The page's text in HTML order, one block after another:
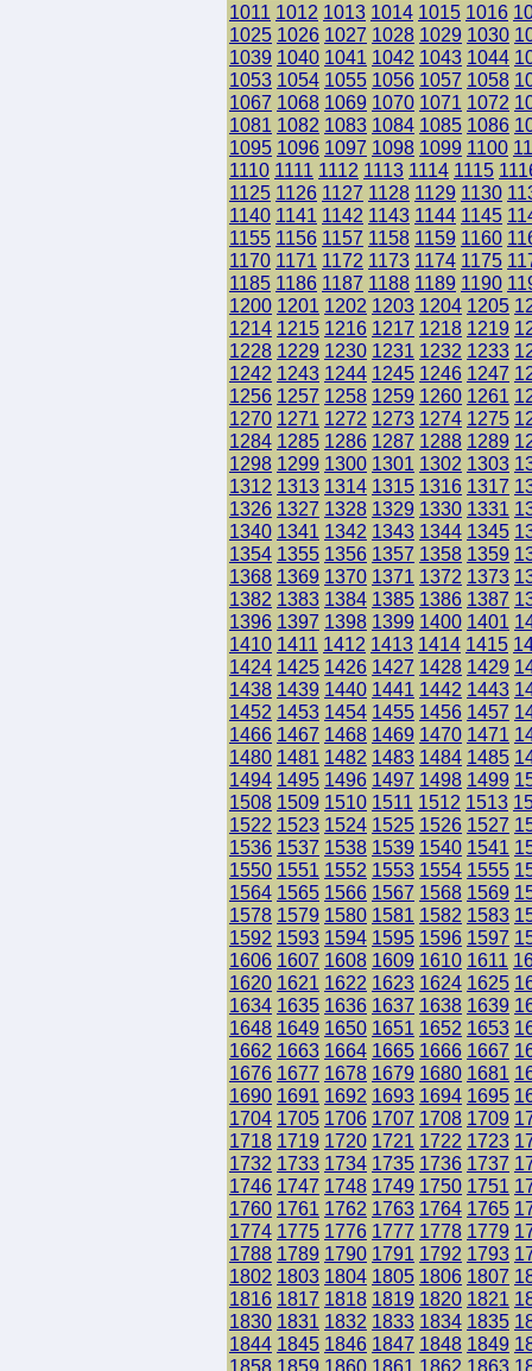
1011 1012 1013 1014 1015 1016
1025 1026 1027 1028 1029 1030
1039 1040 1041 1042 1043 1044
1053 1054 1055 1056 1057 1058
1067 1068 1069 1070 1071 1072
1081 1082 1083 1084 1085 1086
1095 1096 1097 1098 1099 1100
1110 1111 1112 1113 1114 1115
1125 1126 1127 1128 1129 1130
1140 1141 1142 1143 1144 1145
1155 1156 1157 1158 1159 1160
1170 1171 1172 1173 1174 1175
1185 1186 1187 1188 1189 1190
1200 1201 1202 1203 1204 1205
1214 1215 1216 1217 1218 1219
1228 1229 1230 1231 1232 1233
1242 1243 1244 1245 1246 1247
1256 1257 1258 1259 1260 1261
1270 1271 1272 1273 1274 1275
1284 1285 1286 1287 1288 1289
1298 1299 1300 1301 1302 1303
1312 1313 1314 1315 1316 1317
1326 1327 1328 1329 1330 1331
1340 1341 1342 1343 1344 1345
1354 1355 1356 1357 1358 1359
1368 1369 1370 1371 1372 1373
1382 1383 1384 1385 1386 1387
1396 1397 1398 1399 1400 1401
1410 1411 1412 1413 1414 1415
1424 1425 1426 1427 1428 1429
1438 1439 1440 1441 1442 1443
1452 1453 1454 1455 1456 1457
1466 1467 1468 1469 1470 1471
1480 1481 1482 1483 1484 1485
1494 1495 1496 1497 1498 1499
1508 1509 1510 1511 1512 1513
1522 1523 1524 1525 1526 1527
1536 1537 1538 1539 1540 1541
1550 1551 1552 1553 1554 1555
1564 1565 1566 1567 1568 1569
1578 1579 1580 1581 1582 1583
1592 1593 1594 1595 1596 1597
1606 1607 1608 1609 1610 1611
1620 1621 1622 1623 1624 1625
1634 1635 1636 1637 1638 1639
1648 1649 1650 1651 1652 1653
1662 1663 1664 1665 1666 1667
1676 1677 1678 1679 1680 1681
1690 1691 1692 1693 1694 1695
1704 1705 1706 1707 1708 1709
1718 1719 1720 1721 1722 1723
1732 1733 1734 1735 1736 1737
1746 1747 1748 1749 1750 1751
1760 1761 1762 1763 1764 1765
1774 1775 1776 1777 1778 1779
1788 1789 1790 1791 1792 1793
1802 1803 1804 1805 1806 1807
1816 1817 1818 1819 1820 1821
1830 1831 1832 1833 1834 1835
1844 1845 1846 1847 1848 1849
1858 1859 1860 1861 1862 1863